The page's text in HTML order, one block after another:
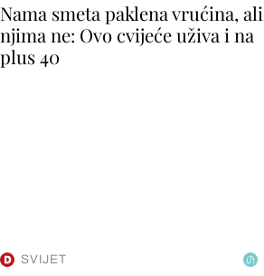
Nama smeta paklena vrućina, ali
njima ne: Ovo cvijeće uživa i na
plus 40
SVIJET